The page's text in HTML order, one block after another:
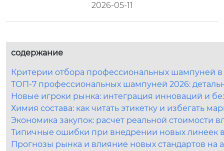
2026-05-11
содержание
Критерии отбора профессиональных шампуней
ТОП-7 профессиональных шампуней 2026:
Новые игроки рынка: интеграция инноваций и
Химия состава: как читать этикетку и избегать
Экономика закупок: расчет реальной стоимости
Типичные ошибки при внедрении новых линеек
Прогнозы рынка и влияние новых стандартов на